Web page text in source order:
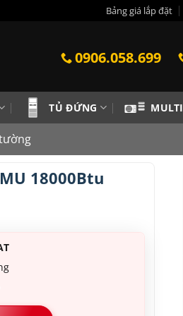
Bảng giá lắp đặt
0906.058.699
TỦ ĐỨNG MULTI
18000Btu